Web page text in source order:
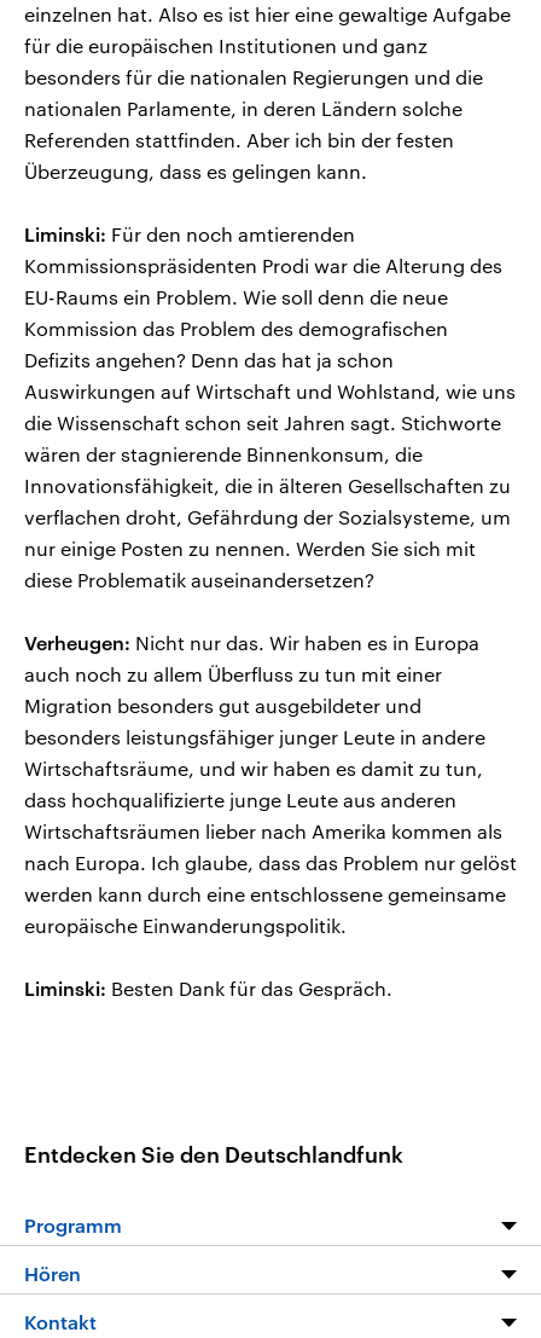
einzelnen hat. Also es ist hier eine gewaltige Aufgabe
für die europäischen Institutionen und ganz
besonders für die nationalen Regierungen und die
nationalen Parlamente, in deren Ländern solche
Referenden stattfinden. Aber ich bin der festen
Überzeugung, dass es gelingen kann.
Liminski: Für den noch amtierenden
Kommissionspräsidenten Prodi war die Alterung des
EU-Raums ein Problem. Wie soll denn die neue
Kommission das Problem des demografischen
Defizits angehen? Denn das hat ja schon
Auswirkungen auf Wirtschaft und Wohlstand, wie uns
die Wissenschaft schon seit Jahren sagt. Stichworte
wären der stagnierende Binnenkonsum, die
Innovationsfähigkeit, die in älteren Gesellschaften zu
verflachen droht, Gefährdung der Sozialsysteme, um
nur einige Posten zu nennen. Werden Sie sich mit
diese Problematik auseinandersetzen?
Verheugen: Nicht nur das. Wir haben es in Europa
auch noch zu allem Überfluss zu tun mit einer
Migration besonders gut ausgebildeter und
besonders leistungsfähiger junger Leute in andere
Wirtschaftsräume, und wir haben es damit zu tun,
dass hochqualifizierte junge Leute aus anderen
Wirtschaftsräumen lieber nach Amerika kommen als
nach Europa. Ich glaube, dass das Problem nur gelöst
werden kann durch eine entschlossene gemeinsame
europäische Einwanderungspolitik.
Liminski: Besten Dank für das Gespräch.
Entdecken Sie den Deutschlandfunk
Programm
Hören
Livestream
Kontakt